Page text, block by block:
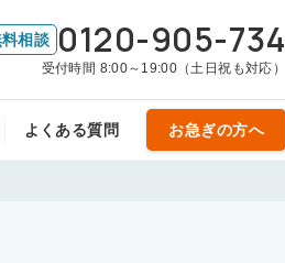
相談 0120-905-734
受付時間 8:00～19:00（土日祝も対応）
よくある質問 お急ぎの方へ